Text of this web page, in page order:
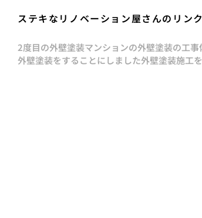
ステキなリノベーション屋さんのリン
2度目の外壁塗装マンションの外壁塗装の工事
外壁塗装をすることにしました外壁塗装施工